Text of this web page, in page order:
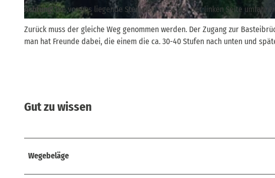
Achtung!Die vor uns liegende Steininsel muss auf der linken Seite
Zurück muss der gleiche Weg genommen werden. Der Zugang zur
man hat Freunde dabei, die einem die ca. 30-40 Stufen nach unten und
Gut zu wissen
Wegebeläge